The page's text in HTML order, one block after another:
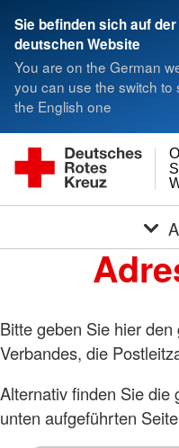
Sie befinden sich auf der
deutschen Website
You are on the German
you can use the switch to
the English one
Bitte geben Sie hier
Verbandes, die
Alternativ finden Sie die
unten aufgeführten